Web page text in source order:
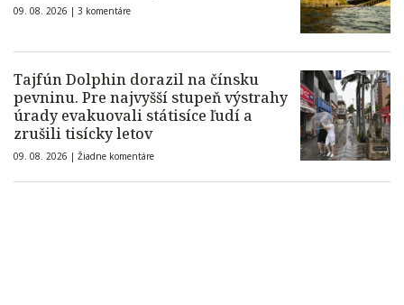
09. 08. 2026 | 3 komentáre
Tajfún Dolphin dorazil na čínsku
pevninu. Pre najvyšší stupeň výstrahy
úrady evakuovali státisíce ľudí a
zrušili tisícky letov
09. 08. 2026 | Žiadne komentáre